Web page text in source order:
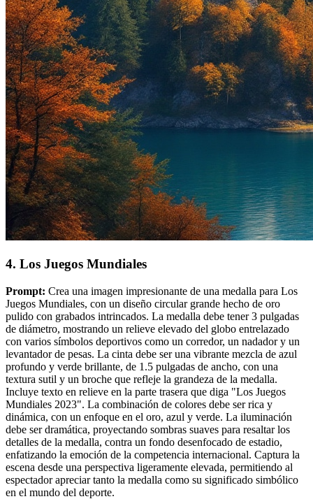
4. Los Juegos Mundiales
Prompt: Crea una imagen impresionante de una medalla para Los
Juegos Mundiales, con un diseño circular grande hecho de oro
pulido con grabados intrincados. La medalla debe tener 3 pulgadas
de diámetro, mostrando un relieve elevado del globo entrelazado
con varios símbolos deportivos como un corredor, un nadador y un
levantador de pesas. La cinta debe ser una vibrante mezcla de azul
profundo y verde brillante, de 1.5 pulgadas de ancho, con una
textura sutil y un broche que refleje la grandeza de la medalla.
Incluye texto en relieve en la parte trasera que diga "Los Juegos
Mundiales 2023". La combinación de colores debe ser rica y
dinámica, con un enfoque en el oro, azul y verde. La iluminación
debe ser dramática, proyectando sombras suaves para resaltar los
detalles de la medalla, contra un fondo desenfocado de estadio,
enfatizando la emoción de la competencia internacional. Captura la
escena desde una perspectiva ligeramente elevada, permitiendo al
espectador apreciar tanto la medalla como su significado simbólico
en el mundo del deporte.